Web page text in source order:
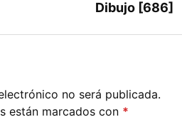
Dibujo [686]
no será publicada.
están marcados con *